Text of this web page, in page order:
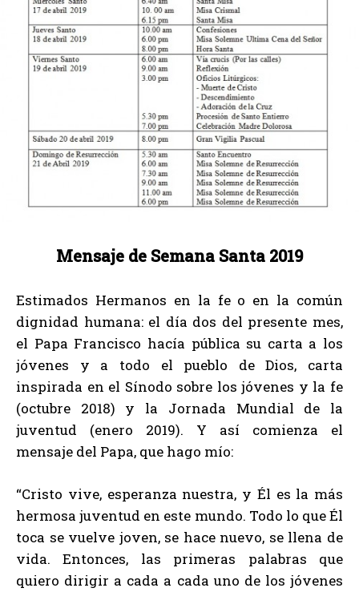
Mensaje de Semana Santa 2019
Estimados Hermanos en la fe o en la común
dignidad humana: el día dos del presente mes,
el Papa Francisco hacía pública su carta a los
jóvenes y a todo el pueblo de Dios, carta
inspirada en el Sínodo sobre los jóvenes y la fe
(octubre 2018) y la Jornada Mundial de la
juventud (enero 2019). Y así comienza el
mensaje del Papa, que hago mío:
“Cristo vive, esperanza nuestra, y Él es la más
hermosa juventud en este mundo. Todo lo que Él
toca se vuelve joven, se hace nuevo, se llena de
vida. Entonces, las primeras palabras que
quiero dirigir a cada a cada uno de los jóvenes